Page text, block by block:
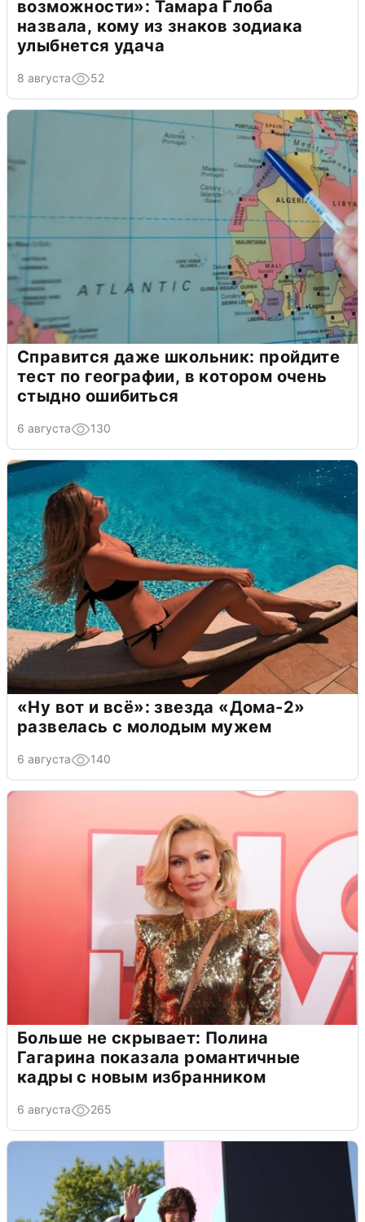
возможности»: Тамара Глоба
назвала, кому из знаков зодиака
улыбнется удача
8 августа 52
Справится даже школьник: пройдите
тест по географии, в котором очень
стыдно ошибиться
6 августа 130
«Ну вот и всё»: звезда «Дома-2»
развелась с молодым мужем
6 августа 140
Больше не скрывает: Полина
Гагарина показала романтичные
кадры с новым избранником
6 августа 265